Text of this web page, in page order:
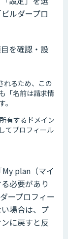
ルダープロ
を確認・設
れるため、この
「名前は請求情
有するドメイン
てプロフィール
plan（マイ
必要があり
ープロフィー
場合は、プ
に戻すと反